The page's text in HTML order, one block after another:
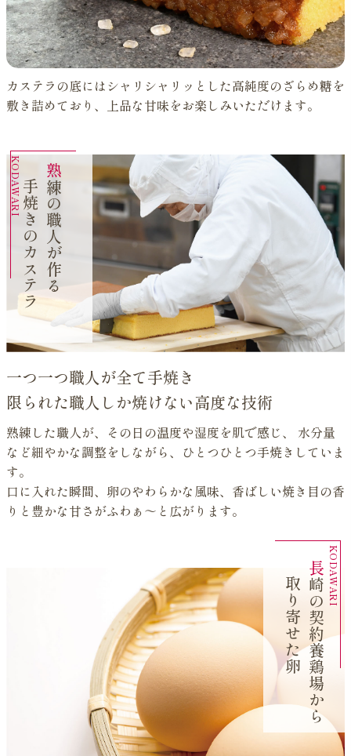
カステラの底にはシャリシャリッとした高純度のざらめ糖を
敷き詰めており、上品な甘味をお楽しみいただけます。
熟
練
の
職
人
が
作
る
手焼きのカステラ
一つ一つ職人が全て手焼き
限られた職人しか焼けない高度な技術
熟練した職人が、その日の温度や湿度を肌で感じ、
水分量
など細やかな調整をしながら、ひとつひとつ手焼きしていま
す。
口に入れた瞬間、卵のやわらかな風味、香ばしい焼き目の香
りと豊かな甘さがふわぁ～と広がります。
長
崎
の
契
約
養
鶏
場
か
ら
取り寄せた卵